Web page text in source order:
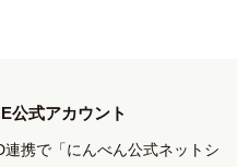
公式アカウント
携で「にんべん公式ネットシ